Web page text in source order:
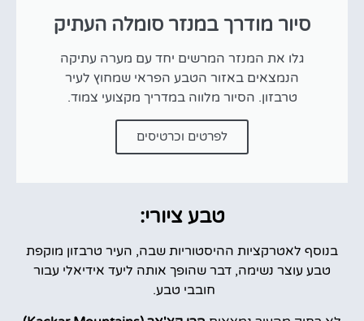
סיור מודרך במנזר סומלה העתיק
גלו את המנזר המרשים יחד עם מערה עתיקה
הנמצאים באזור הטבע הפראי שמחוץ לעיר
טרבזון. הסיור מלווה במדריך מקצועי צמוד.
לפרטים וכרטיסים
טבע ציורי:
בנוסף לאטרקציות ההיסטוריות שבה, העיר טרבזון מוקפת
טבע עוצר נשימה, דבר שהופך אותה ליעד אידיאלי עבור
חובבי טבע.